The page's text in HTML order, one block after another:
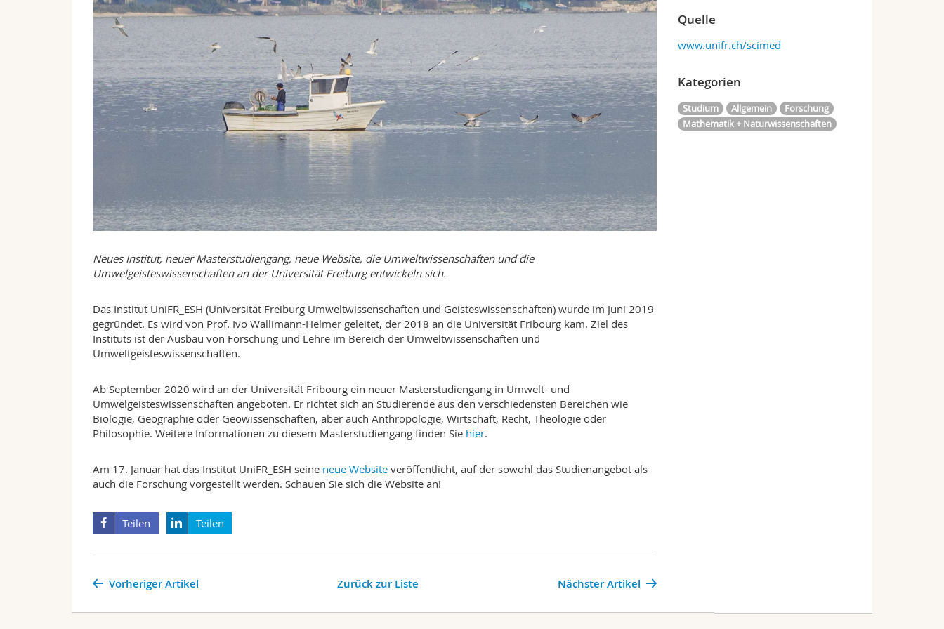
Neues Institut, neuer Masterstudiengang, neue Website, die Umweltwissenschaften und die
Umwelgeisteswissenschaften an der Universität Freiburg entwickeln sich.
Das Institut UniFR_ESH (Universität Freiburg Umweltwissenschaften und Geisteswissenschaften) wurde im Juni 2019
gegründet. Es wird von Prof. Ivo Wallimann-Helmer geleitet, der 2018 an die Universität Fribourg kam. Ziel des
Instituts ist der Ausbau von Forschung und Lehre im Bereich der Umweltwissenschaften und
Umweltgeisteswissenschaften.
Ab September 2020 wird an der Universität Fribourg ein neuer Masterstudiengang in Umwelt- und
Umwelgeisteswissenschaften angeboten. Er richtet sich an Studierende aus den verschiedensten Bereichen wie
Biologie, Geographie oder Geowissenschaften, aber auch Anthropologie, Wirtschaft, Recht, Theologie oder
Philosophie. Weitere Informationen zu diesem Masterstudiengang finden Sie hier.
Am 17. Januar hat das Institut UniFR_ESH seine neue Website veröffentlicht, auf der sowohl das Studienangebot als
auch die Forschung vorgestellt werden. Schauen Sie sich die Website an!
Teilen Teilen
Nächster Artikel
Vorheriger Artikel Zurück zur Liste
Quelle
www.unifr.ch/scimed
Kategorien
Studium Allgemein
Forschung
Mathematik + Naturwissenschaften